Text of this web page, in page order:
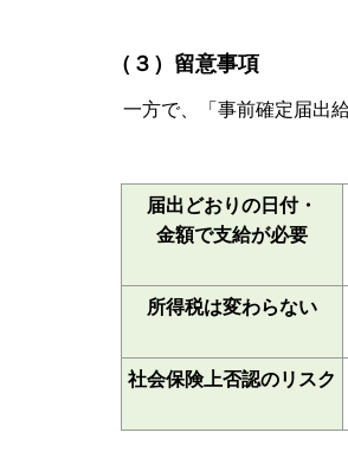
（３）留意事項
届出どおりの日付・